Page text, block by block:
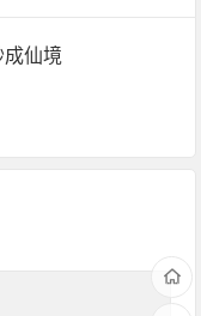
仙境